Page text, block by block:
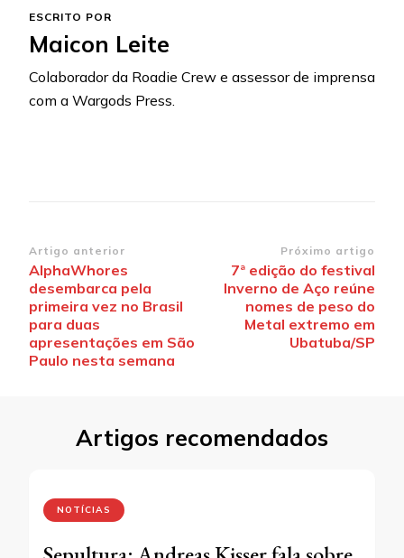
ESCRITO POR
Maicon Leite
Colaborador da Roadie Crew e assessor de imprensa
com a Wargods Press.
Navegação
de
post
Artigo anterior
AlphaWhores
desembarca pela
primeira vez no Brasil
para duas
apresentações em São
Paulo nesta semana
Próximo artigo
7ª edição do festival
Inverno de Aço reúne
nomes de peso do
Metal extremo em
Ubatuba/SP
Artigos recomendados
NOTÍCIAS